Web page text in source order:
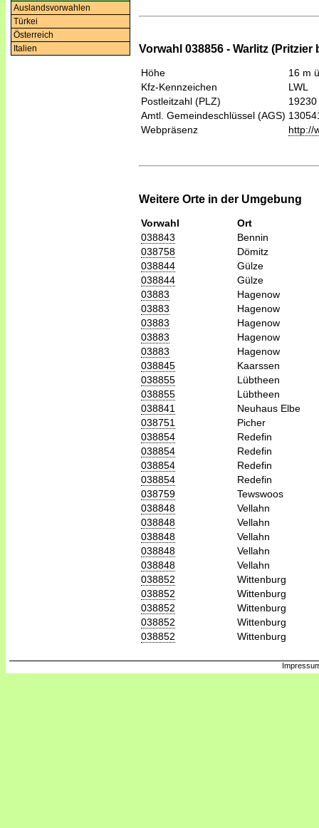
Auslandsvorwahlen
Türkei
Österreich
Italien
Vorwahl 038856 - Warlitz (Pritzier
Höhe
16 m
Kfz-Kennzeichen
LWL
Postleitzahl (PLZ)
19230
Amtl. Gemeindeschlüssel (AGS)
Webpräsenz
http://
Weitere Orte in der Umgebung
Vorwahl
Ort
038843
Bennin
038758
Dömitz
038844
Gülze
038844
Gülze
03883
Hagenow
03883
Hagenow
03883
Hagenow
03883
Hagenow
03883
Hagenow
038845
Kaarssen
038855
Lübtheen
038855
Lübtheen
038841
Neuhaus Elbe
038751
Picher
038854
Redefin
038854
Redefin
038854
Redefin
038854
Redefin
038759
Tewswoos
038848
Vellahn
038848
Vellahn
038848
Vellahn
038848
Vellahn
038848
Vellahn
038852
Wittenburg
038852
Wittenburg
038852
Wittenburg
038852
Wittenburg
038852
Wittenburg